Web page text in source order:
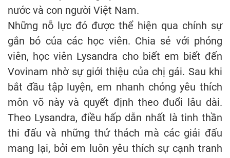
nước và con người Việt Nam.
Những nỗ lực đó được thể hiện qua chính sự
gắn bó của các học viên. Chia sẻ với phóng
viên, học viên Lysandra cho biết em biết đến
Vovinam nhờ sự giới thiệu của chị gái. Sau khi
bắt đầu tập luyện, em nhanh chóng yêu thích
môn võ này và quyết định theo đuổi lâu dài.
Theo Lysandra, điều hấp dẫn nhất là tinh thần
thi đấu và những thử thách mà các giải đấu
mang lại, bởi em luôn yêu thích sự cạnh tranh